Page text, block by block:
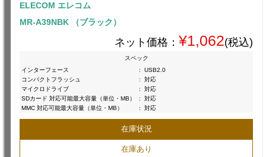
ELECOM エレコム
MR-A39NBK （ブラック）
ネット価格： ¥1,062(税込)
スペック
インターフェース
:
USB2.0
コンパクトフラッシュ
:
対応
マイクロドライブ
:
対応
SDカード 対応可能最大容量（単位・MB）
:
対応
MMC 対応可能最大容量（単位・MB）
: 対応
在庫状況
在庫あり